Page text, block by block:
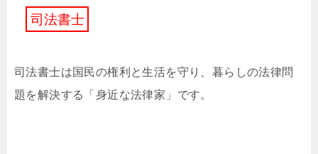
司法書士
司法書士は国民の権利と生活を守り、暮らしの法律問
題を解決する「身近な法律家」です。